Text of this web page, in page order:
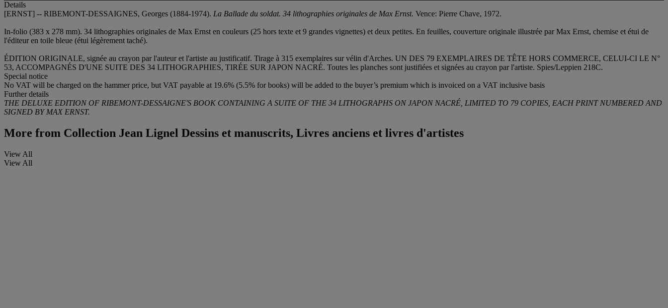
Details
[ERNST] -- RIBEMONT-DESSAIGNES, Georges (1884-1974). La Ballade du soldat. 34 lithographies originales de Max Ernst. Vence: Pierre Chave, 1972.
In-folio (383 x 278 mm). 34 lithographies originales de Max Ernst en couleurs (25 hors texte et 9 grandes vignettes) et deux petites. En feuilles, couverture originale illustrée par Max Ernst, chemise et étui de
l'éditeur en toile bleue (étui légèrement taché).
ÉDITION ORIGINALE, signée au crayon par l'auteur et l'artiste au justificatif. Tirage à 315 exemplaires sur vélin d'Arches. UN DES 79 EXEMPLAIRES DE TÊTE HORS COMMERCE, CELUI-CI LE N°
53, ACCOMPAGNÉS D'UNE SUITE DES 34 LITHOGRAPHIES, TIRÉE SUR JAPON NACRÉ. Toutes les planches sont justifiées et signées au crayon par l'artiste. Spies/Leppien 218C.
Special notice
No VAT will be charged on the hammer price, but VAT payable at 19.6% (5.5% for books) will be added to the buyer’s premium which is invoiced on a VAT inclusive basis
Further details
THE DELUXE EDITION OF RIBEMONT-DESSAIGNE'S BOOK CONTAINING A SUITE OF THE 34 LITHOGRAPHS ON JAPON NACRÉ, LIMITED TO 79 COPIES, EACH PRINT NUMBERED AND
SIGNED BY MAX ERNST.
More from Collection Jean Lignel Dessins et manuscrits, Livres anciens et livres d'artistes
View All
View All